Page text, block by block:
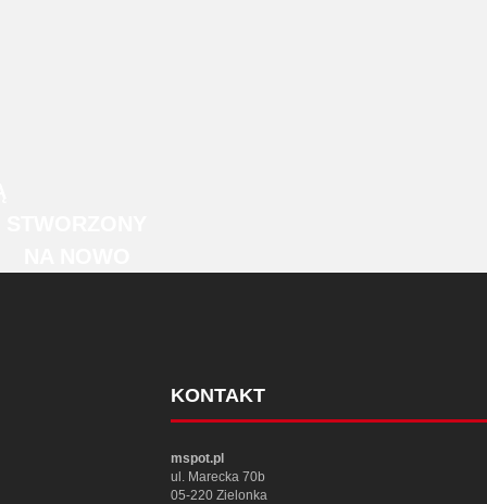
KONTAKT
mspot.pl
ul. Marecka 70b
05-220 Zielonka